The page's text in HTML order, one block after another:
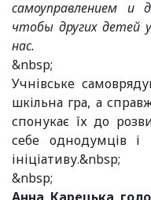
самоуправлением и
чтобы других детей
нас.
&nbsp;
Учнівське
шкільна гра, а
спонукає їх до
себе однодумців і
ініціативу.&nbsp;
&nbsp;